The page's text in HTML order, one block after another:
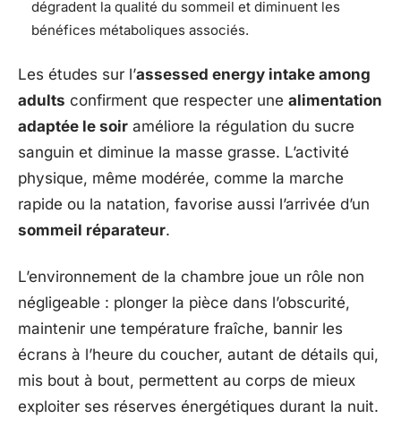
dégradent la qualité du sommeil et diminuent les
bénéfices métaboliques associés.
Les études sur l’assessed energy intake among
adults confirment que respecter une alimentation
adaptée le soir améliore la régulation du sucre
sanguin et diminue la masse grasse. L’activité
physique, même modérée, comme la marche
rapide ou la natation, favorise aussi l’arrivée d’un
sommeil réparateur.
L’environnement de la chambre joue un rôle non
négligeable : plonger la pièce dans l’obscurité,
maintenir une température fraîche, bannir les
écrans à l’heure du coucher, autant de détails qui,
mis bout à bout, permettent au corps de mieux
exploiter ses réserves énergétiques durant la nuit.